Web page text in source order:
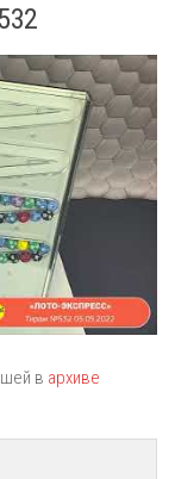
в архиве